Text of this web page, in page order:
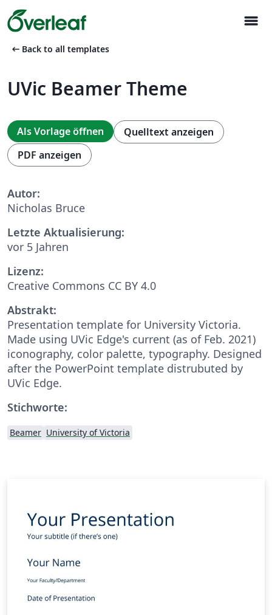
menu
arrow_left_alt Back to all templates
UVic Beamer Theme
Als Vorlage öffnen
Quelltext anzeigen
PDF anzeigen
Autor:
Nicholas Bruce
Letzte Aktualisierung:
vor 5 Jahren
Lizenz:
Creative Commons CC BY 4.0
Abstrakt:
Presentation template for University Victoria.
Made using UVic Edge's current (as of Feb. 2021)
iconography, color palette, typography. Designed
after the PowerPoint template distrubuted by
UVic Edge.
Stichworte:
Beamer University of Victoria